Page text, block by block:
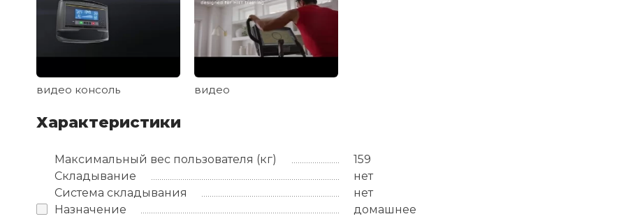
видео консоль видео
Характеристики
Максимальный вес пользователя (кг)
159
Складывание
нет
Система складывания
нет
Назначение
домашнее